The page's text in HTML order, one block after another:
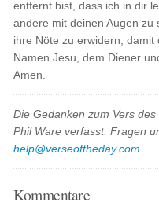
entfernt bist, dass ich in dir
andere mit deinen Augen
ihre Nöte zu erwidern,
Namen Jesu, dem Diener
Amen.
Die Gedanken zum Vers
Phil Ware verfasst. Fragen
help@verseoftheday.com
Kommentare